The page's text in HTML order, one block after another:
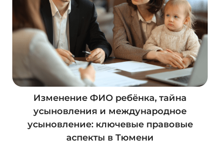
Изменение ФИО ребёнка, тайна
усыновления и международное
усыновление: ключевые правовые
аспекты в Тюмени